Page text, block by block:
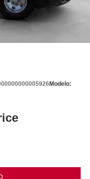
Modelo: